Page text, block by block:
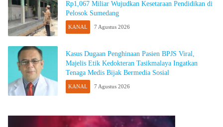
Rp1,067 Miliar Wujudkan Kesetaraan Pendidikan di
Pelosok Sumedang
KANAL 7 Agustus 2026
Kasus Dugaan Penghinaan Pasien BPJS Viral,
Majelis Etik Kedokteran Tasikmalaya Ingatkan
Tenaga Medis Bijak Bermedia Sosial
KANAL 7 Agustus 2026